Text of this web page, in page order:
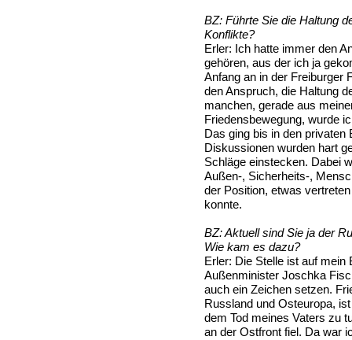
BZ: Führte Sie die Haltung
Konflikte?
Erler: Ich hatte immer den
gehören, aus der ich ja
Anfang an in der Freiburger
den Anspruch, die Haltung
manchen, gerade aus
Friedensbewegung, wurde
Das ging bis in den privaten
Diskussionen wurden hart
Schläge einstecken. Dabei
Außen-, Sicherheits-,
der Position, etwas
konnte.
BZ:Aktuell sind Sie ja der
Wie kam es dazu?
Erler: Die Stelle ist auf mein
Außenminister Joschka
auch ein Zeichen setzen.
Russland und Osteuropa,
dem Tod meines Vaters zu
an der Ostfront fiel. Da war